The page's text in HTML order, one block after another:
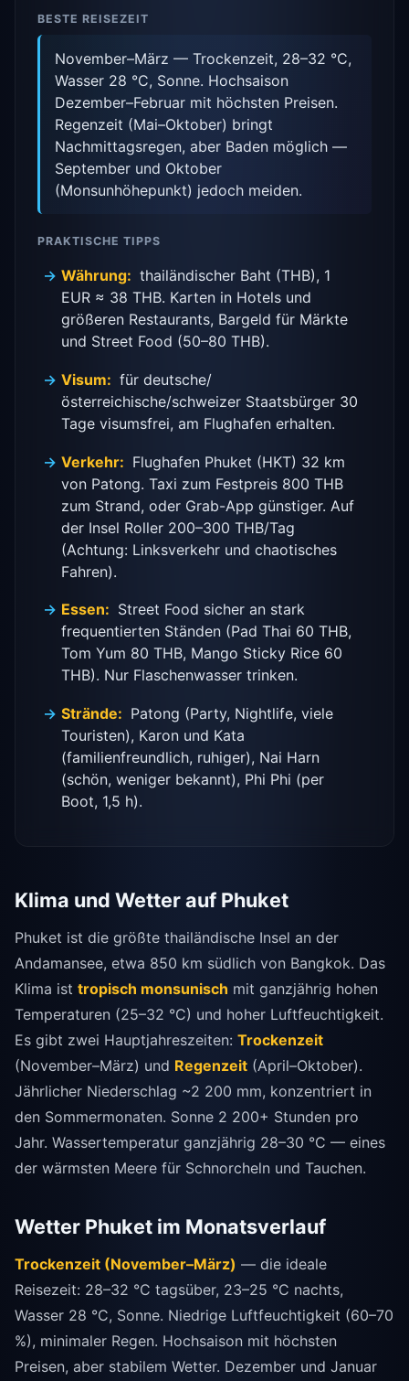
BESTE REISEZEIT
November–März — Trockenzeit, 28–32 °C,
Wasser 28 °C, Sonne. Hochsaison
Dezember–Februar mit höchsten Preisen.
Regenzeit (Mai–Oktober) bringt
Nachmittagsregen, aber Baden möglich —
September und Oktober
(Monsunhöhepunkt) jedoch meiden.
PRAKTISCHE TIPPS
Währung: thailändischer Baht (THB), 1
EUR ≈ 38 THB. Karten in Hotels und
größeren Restaurants, Bargeld für Märkte
und Street Food (50–80 THB).
Visum: für deutsche/
österreichische/schweizer Staatsbürger 30
Tage visumsfrei, am Flughafen erhalten.
Verkehr: Flughafen Phuket (HKT) 32 km
von Patong. Taxi zum Festpreis 800 THB
zum Strand, oder Grab-App günstiger. Auf
der Insel Roller 200–300 THB/Tag
(Achtung: Linksverkehr und chaotisches
Fahren).
Essen: Street Food sicher an stark
frequentierten Ständen (Pad Thai 60 THB,
Tom Yum 80 THB, Mango Sticky Rice 60
THB). Nur Flaschenwasser trinken.
Strände: Patong (Party, Nightlife, viele
Touristen), Karon und Kata
(familienfreundlich, ruhiger), Nai Harn
(schön, weniger bekannt), Phi Phi (per
Boot, 1,5 h).
Klima und Wetter auf Phuket
Phuket ist die größte thailändische Insel an der
Andamansee, etwa 850 km südlich von Bangkok. Das
Klima ist tropisch monsunisch mit ganzjährig hohen
Temperaturen (25–32 °C) und hoher Luftfeuchtigkeit.
Es gibt zwei Hauptjahreszeiten: Trockenzeit
(November–März) und Regenzeit (April–Oktober).
Jährlicher Niederschlag ~2 200 mm, konzentriert in
den Sommermonaten. Sonne 2 200+ Stunden pro
Jahr. Wassertemperatur ganzjährig 28–30 °C — eines
der wärmsten Meere für Schnorcheln und Tauchen.
Wetter Phuket im Monatsverlauf
Trockenzeit (November–März) — die ideale
Reisezeit: 28–32 °C tagsüber, 23–25 °C nachts,
Wasser 28 °C, Sonne. Niedrige Luftfeuchtigkeit (60–70
%), minimaler Regen. Hochsaison mit höchsten
Preisen, aber stabilem Wetter. Dezember und Januar